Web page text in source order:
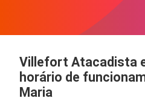
Villefort Atacadista
horário de
Maria